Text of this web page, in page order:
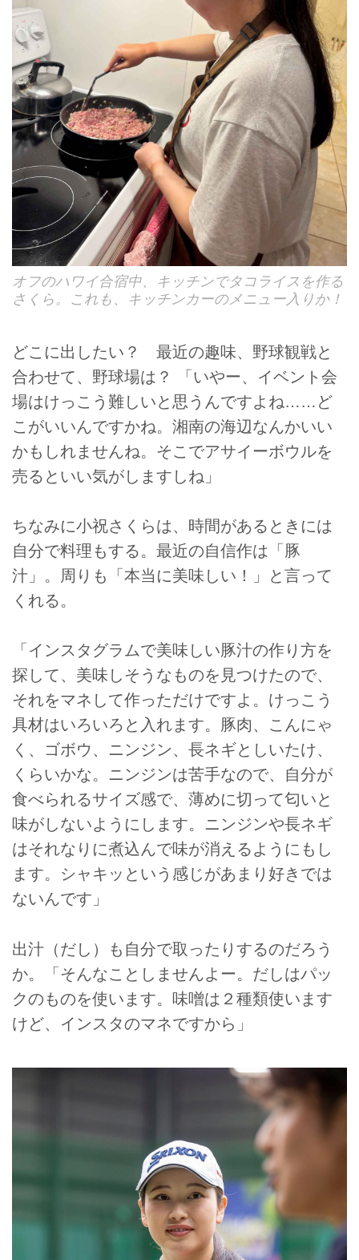
オフのハワイ合宿中、キッチンでタコライスを作る
さくら。これも、キッチンカーのメニュー入りか！
どこに出したい？ 最近の趣味、野球観戦と
合わせて、野球場は？ 「いやー、イベント会
場はけっこう難しいと思うんですよね……ど
こがいいんですかね。湘南の海辺なんかいい
かもしれませんね。そこでアサイーボウルを
売るといい気がしますしね」
ちなみに小祝さくらは、時間があるときには
自分で料理もする。最近の自信作は「豚
汁」。周りも「本当に美味しい！」と言って
くれる。
「インスタグラムで美味しい豚汁の作り方を
探して、美味しそうなものを見つけたので、
それをマネして作っただけですよ。けっこう
具材はいろいろと入れます。豚肉、こんにゃ
く、ゴボウ、ニンジン、長ネギとしいたけ、
くらいかな。ニンジンは苦手なので、自分が
食べられるサイズ感で、薄めに切って匂いと
味がしないようにします。ニンジンや長ネギ
はそれなりに煮込んで味が消えるようにもし
ます。シャキッという感じがあまり好きでは
ないんです」
出汁（だし）も自分で取ったりするのだろう
か。「そんなことしませんよー。だしはパッ
クのものを使います。味噌は２種類使います
けど、インスタのマネですから」